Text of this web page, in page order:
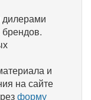
и
на сайте
форму